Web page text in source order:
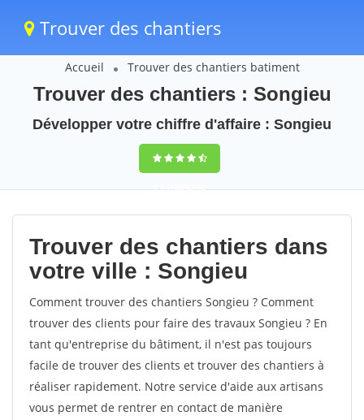
Trouver des chantiers
Accueil Trouver des chantiers batiment
Trouver des chantiers : Songieu
Développer votre chiffre d'affaire : Songieu
9,5(100%)40
votes
Trouver des chantiers dans
votre ville : Songieu
Comment trouver des chantiers Songieu ? Comment
trouver des clients pour faire des travaux Songieu ? En
tant qu'entreprise du bâtiment, il n'est pas toujours
facile de trouver des clients et trouver des chantiers à
réaliser rapidement. Notre service d'aide aux artisans
vous permet de rentrer en contact de manière